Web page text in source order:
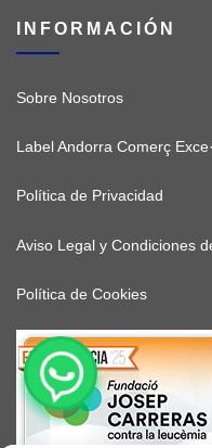
INFORMACIÓN
Sobre Nosotros
Label Andorra Comerç
Política de Privacidad
Aviso Legal y Condiciones
Política de Cookies